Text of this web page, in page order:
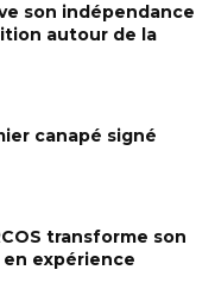
son indépendance
autour de la
canapé signé
transforme son
expérience